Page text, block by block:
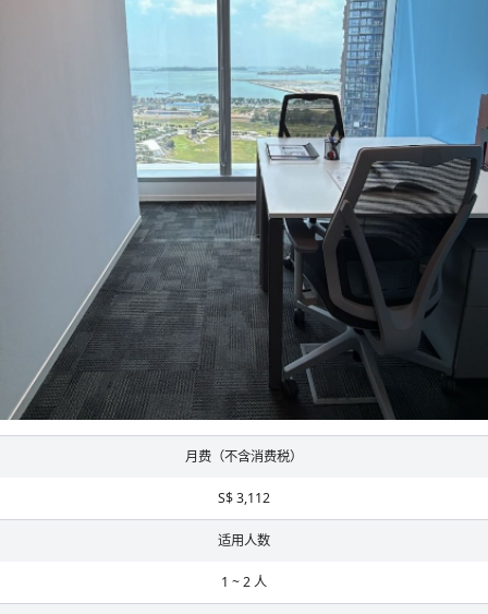
月费（不含消费税）
S$ 3,112
适用人数
1 ~ 2 人